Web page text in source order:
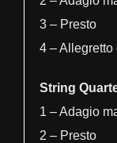
3 – Presto
4 –
String
1 – Adagio
2 – Presto